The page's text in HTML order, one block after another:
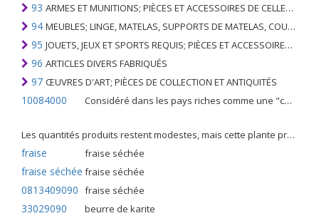
93 ARMES ET MUNITIONS; PIÈCES ET ACCESSOIRES DE CELLES-CI
94 MEUBLES; LINGE, MATELAS, SUPPORTS DE MATELAS, COUSSINS ET AMEUBLEMENT SIMILAIRE FARCI; LAMPES ET RACCORDS D'ÉCLAIRAGE, N.E.C .; SIGNES LUMINEUSES, PLAQUES DE NOMS LUMINEUSES ET SIMILAIRES; BÂTIMENTS PRÉFABRIQUÉS
95 JOUETS, JEUX ET SPORTS REQUIS; PIÈCES ET ACCESSOIRES DE CELLES-CI
96 ARTICLES DIVERS FABRIQUÉS
97 ŒUVRES D'ART; PIÈCES DE COLLECTION ET ANTIQUITÉS
10084000 Considéré dans les pays riches comme une "céréale mineure", le fonio blanc est une graminée de la famille des poaceae cultivée pour ses graines dans certaines régions d'Afrique.
Les quantités produits restent modestes, mais cette plante présente malgré tout de nombreuses qualités. Elle est utilisé dans l'alimentation humaine et entre dans la préparation de nombreuses recettes traditionnelles africaines comme le couscous, la bouillie, les boulettes, les beignets et même le pain.
fraise fraise séchée
fraise séchée fraise séchée
0813409090 fraise séchée
33029090 beurre de karite